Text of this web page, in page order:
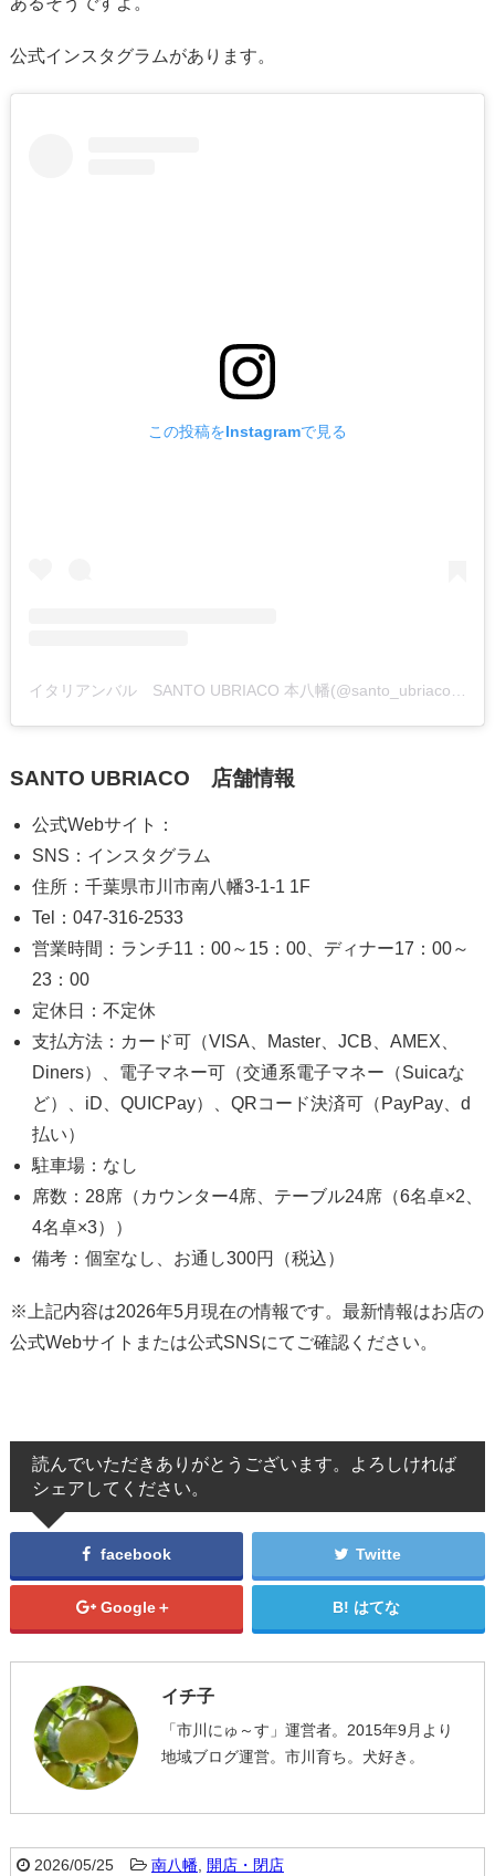
公式インスタグラムがあります。
この投稿をInstagramで見る
SANTO UBRIACO 店舗情報
公式Webサイト：
SNS：インスタグラム
住所：千葉県市川市南八幡3-1-1 1F
Tel：047-316-2533
営業時間：ランチ11：00～15：00、ディナー17：00～
23：00
定休日：不定休
支払方法：カード可（VISA、Master、JCB、AMEX、
Diners）、電子マネー可（交通系電子マネー（Suicaな
ど）、iD、QUICPay）、QRコード決済可（PayPay、d
払い）
駐車場：なし
席数：28席（カウンター4席、テーブル24席（6名卓×2、
4名卓×3））
備考：個室なし、お通し300円（税込）
※上記内容は2026年5月現在の情報です。最新情報はお店の
公式Webサイトまたは公式SNSにてご確認ください。
読んでいただきありがとうございます。よろしければ
シェアしてください。
facebook Twitte
Google＋ はてな
イチ子
「市川にゅ～す」運営者。2015年9月より
地域ブログ運営。市川育ち。犬好き。
2026/05/25 南八幡, 開店・閉店